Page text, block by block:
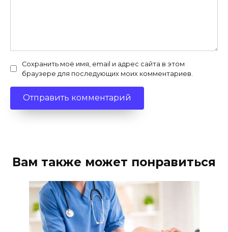
Сохранить моё имя, email и адрес сайта в этом
браузере для последующих моих комментариев.
Вам также может понравиться